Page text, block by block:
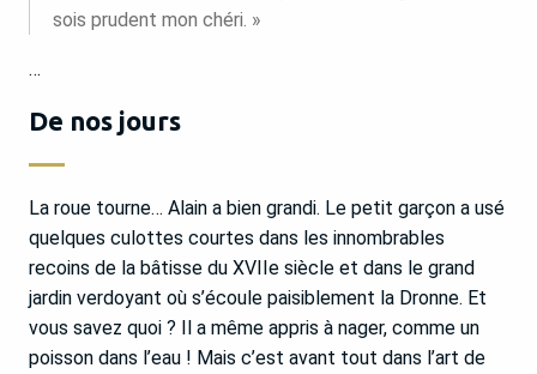
sois prudent mon chéri. »
…
De nos jours
La roue tourne… Alain a bien grandi. Le petit garçon a usé
quelques culottes courtes dans les innombrables
recoins de la bâtisse du XVIIe siècle et dans le grand
jardin verdoyant où s’écoule paisiblement la Dronne. Et
vous savez quoi ? Il a même appris à nager, comme un
poisson dans l’eau ! Mais c’est avant tout dans l’art de